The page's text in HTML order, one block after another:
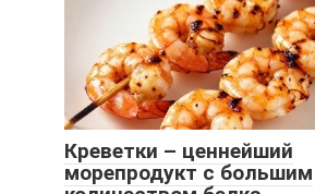
Креветки – ценнейший
морепродукт с большим